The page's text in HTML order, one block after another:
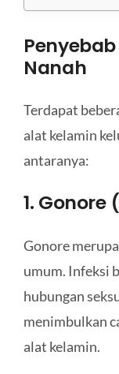
Nanah
Terdapat
alat kelamin
antaranya:
1.
Gonore
umum. Infeksi
hubungan
menimbulkan
alat kelamin.